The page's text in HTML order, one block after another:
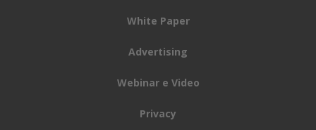
White Paper
Advertising
Webinar e Video
Privacy